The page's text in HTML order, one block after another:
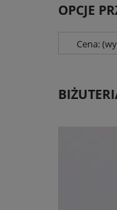
OPCJE
Cena: